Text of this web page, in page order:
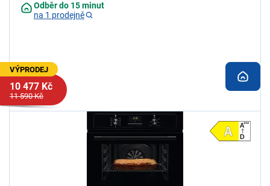
Odběr do 15 minut
na 1 prodejně
VÝPRODEJ
10 477 Kč
11 590 Kč